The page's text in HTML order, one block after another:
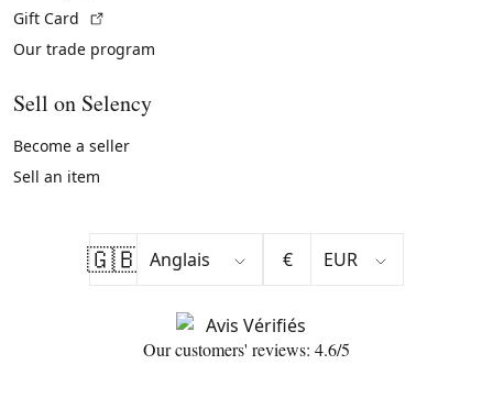
Gift Card
Our trade program
Sell on Selency
Become a seller
Sell an item
🇬🇧 €
Our customers' reviews: 4.6/5